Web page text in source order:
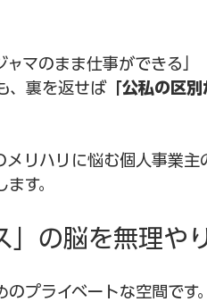
マのまま仕事ができる」
、裏を返せば「公私の区別
リハリに悩む個人事業
す。
」の脳を無理や
のプライベートな空間で